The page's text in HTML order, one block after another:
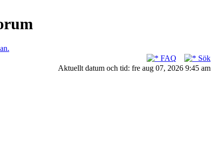
FAQ
Sök
Aktuellt datum och tid: fre aug 07, 2026 9:45 am